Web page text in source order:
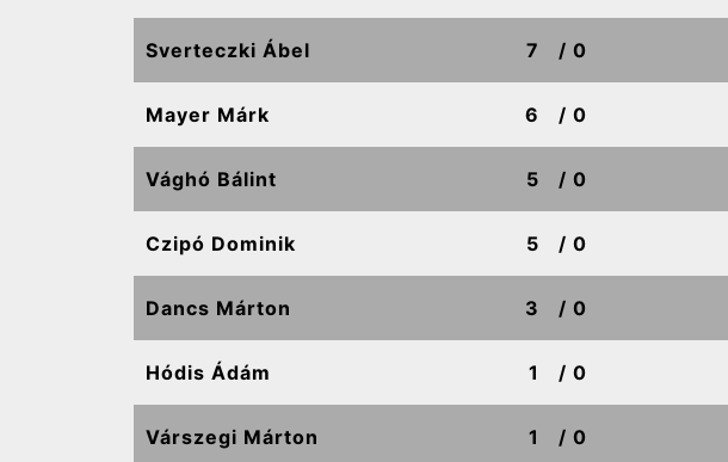
Sverteczki Ábel 7 / 0
Mayer Márk 6 / 0
Vághó Bálint 5 / 0
Czipó Dominik 5 / 0
Dancs Márton 3 / 0
Hódis Ádám 1 / 0
Várszegi Márton 1 / 0